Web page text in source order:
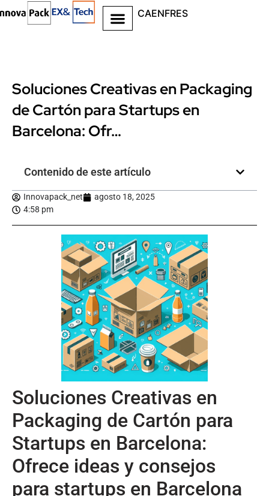
CAENFRES
Soluciones Creativas en Packaging
de Cartón para Startups en
Barcelona: Ofr…
Contenido de este artículo
Innovapack_net
agosto 18, 2025
4:58 pm
Soluciones Creativas en
Packaging de Cartón para
Startups en Barcelona:
Ofrece ideas y consejos
para startups en Barcelona